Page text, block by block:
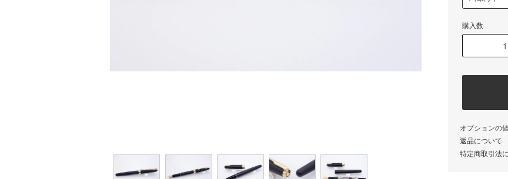
購入数
オプションの
返品について
特定商取引法